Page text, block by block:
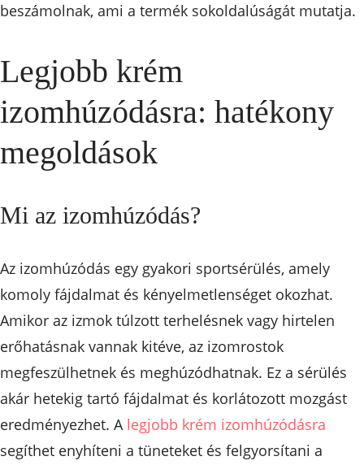
beszámolnak, ami a termék sokoldalúságát mutatja.
Legjobb krém
izomhúzódásra: hatékony
megoldások
Mi az izomhúzódás?
Az izomhúzódás egy gyakori sportsérülés, amely
komoly fájdalmat és kényelmetlenséget okozhat.
Amikor az izmok túlzott terhelésnek vagy hirtelen
erőhatásnak vannak kitéve, az izomrostok
megfeszülhetnek és meghúzódhatnak. Ez a sérülés
akár hetekig tartó fájdalmat és korlátozott mozgást
eredményezhet. A legjobb krém izomhúzódásra
segíthet enyhíteni a tüneteket és felgyorsítani a